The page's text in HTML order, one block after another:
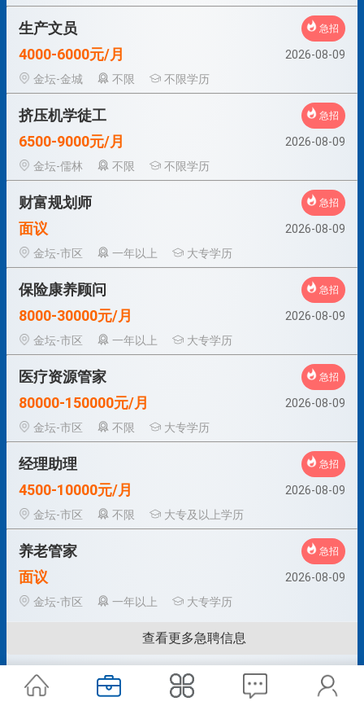
生产文员 急招
4000-6000元/月
2026-08-09
金坛-金城
不限 不限学历
挤压机学徒工 急招
6500-9000元/月
2026-08-09
金坛-儒林
不限 不限学历
财富规划师 急招
面议
2026-08-09
金坛-市区
一年以上 大专学历
保险康养顾问 急招
8000-30000元/月
2026-08-09
金坛-市区
一年以上 大专学历
医疗资源管家 急招
80000-150000元/月
2026-08-09
金坛-市区
不限 大专学历
经理助理 急招
4500-10000元/月
2026-08-09
金坛-市区
不限 大专及以上学历
养老管家 急招
面议
2026-08-09
金坛-市区
一年以上 大专学历
查看更多急聘信息